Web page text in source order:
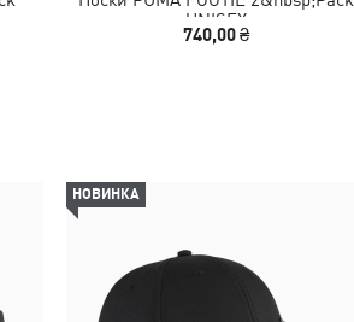
UNISEX
740,00 ₴
НОВИНКА